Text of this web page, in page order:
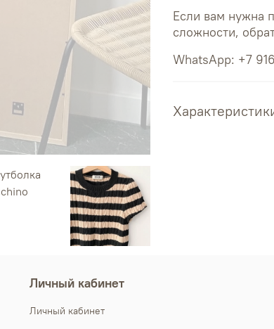
Если вам нужна
сложности,
WhatsApp: +7
Личный кабинет
Личный кабинет